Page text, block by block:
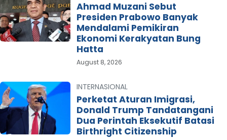
Ahmad Muzani Sebut
Presiden Prabowo Banyak
Mendalami Pemikiran
Ekonomi Kerakyatan Bung
Hatta
August 8, 2026
INTERNASIONAL
Perketat Aturan Imigrasi,
Donald Trump Tandatangani
Dua Perintah Eksekutif Batasi
Birthright Citizenship